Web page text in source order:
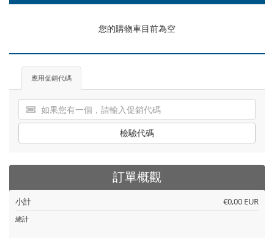
您的購物車目前為空
應用促銷代碼
檢驗代碼
訂單概觀
小計 €0,00 EUR
總計